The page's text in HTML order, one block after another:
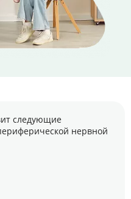
следующие
нервной